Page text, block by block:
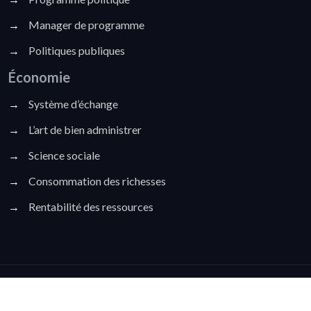
→
Manager de programme
→
Politiques publiques
Économie
→
Système d’échange
→
L’art de bien administrer
→
Science sociale
→
Consommation des richesses
→
Rentabilité des ressources